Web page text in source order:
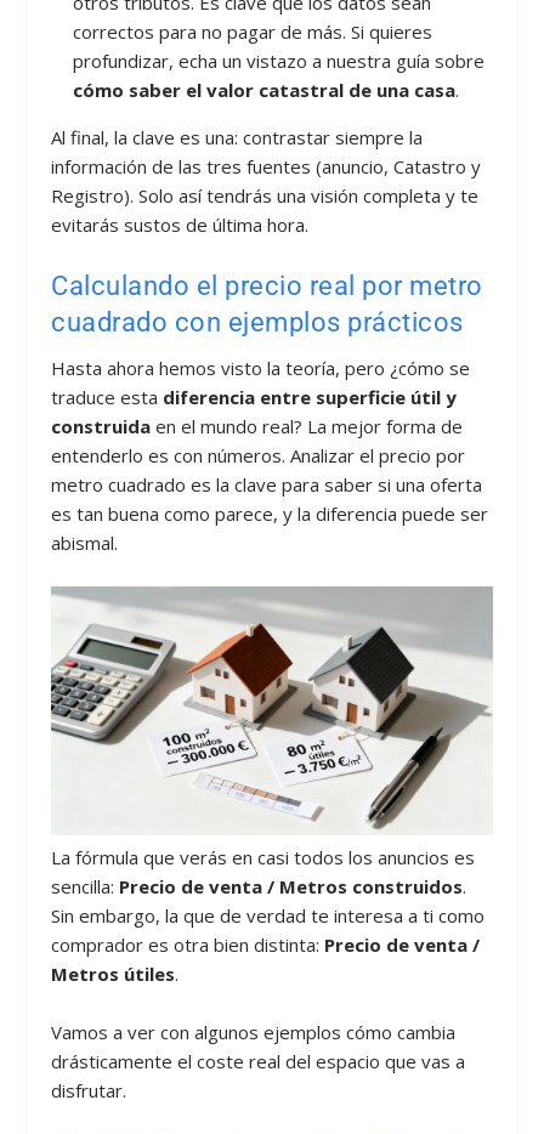
correctos para no pagar de más. Si quieres
profundizar, echa un vistazo a nuestra guía sobre
cómo saber el valor catastral de una casa.
Al final, la clave es una: contrastar siempre la
información de las tres fuentes (anuncio, Catastro y
Registro). Solo así tendrás una visión completa y te
evitarás sustos de última hora.
Calculando el precio real por metro
cuadrado con ejemplos prácticos
Hasta ahora hemos visto la teoría, pero ¿cómo se
traduce esta diferencia entre superficie útil y
construida en el mundo real? La mejor forma de
entenderlo es con números. Analizar el precio por
metro cuadrado es la clave para saber si una oferta
es tan buena como parece, y la diferencia puede ser
abismal.
La fórmula que verás en casi todos los anuncios es
sencilla: Precio de venta / Metros construidos.
Sin embargo, la que de verdad te interesa a ti como
comprador es otra bien distinta: Precio de venta /
Metros útiles.
Vamos a ver con algunos ejemplos cómo cambia
drásticamente el coste real del espacio que vas a
disfrutar.